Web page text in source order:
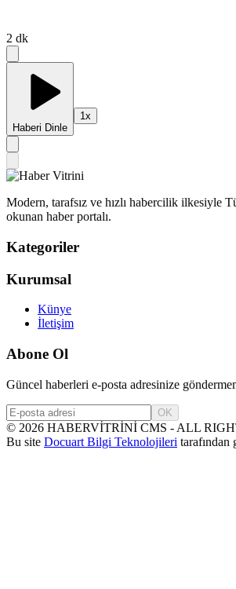
2 dk
Haberi Dinle
1x
Modern, tarafsız ve hızlı habercilik ilkesiyle
okunan haber portalı.
Kategoriler
Kurumsal
Künye
İletişim
Abone Ol
Güncel haberleri e-posta adresinize
OK
© 2026 HABERVİTRİNİ CMS - ALL
Bu site Docuart Bilgi Teknolojileri tarafından